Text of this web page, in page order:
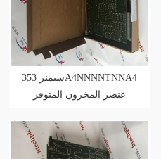
سيمنز 353A4NNNNTNNA4
عنصر المخزون المتوفر